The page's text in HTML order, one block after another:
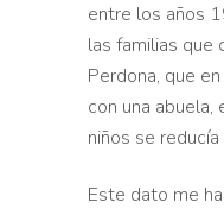
entre los años
las familias que
Perdona, que
con una abuela,
niños se
Este dato me